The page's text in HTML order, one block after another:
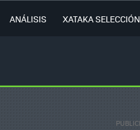
ANÁLISIS XATAKA SELECCIÓN